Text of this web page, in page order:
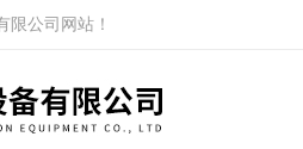
限公司网站！